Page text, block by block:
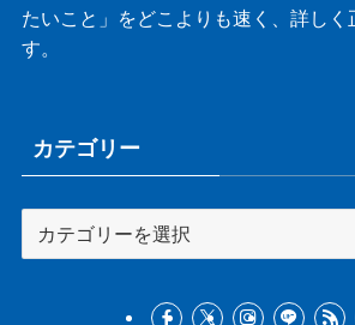
たいこと」をどこよりも速く、詳しく
す。
カテゴリー
テ